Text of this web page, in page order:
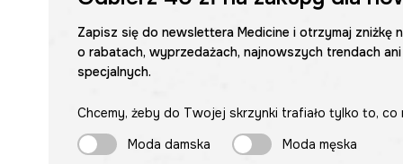
Zapisz się do newslettera Medicine i otrzymaj zniżkę
o rabatach, wyprzedażach, najnowszych trendach
specjalnych.
Chcemy, żeby do Twojej skrzynki trafiało tylko to,
Moda damska
Moda męska